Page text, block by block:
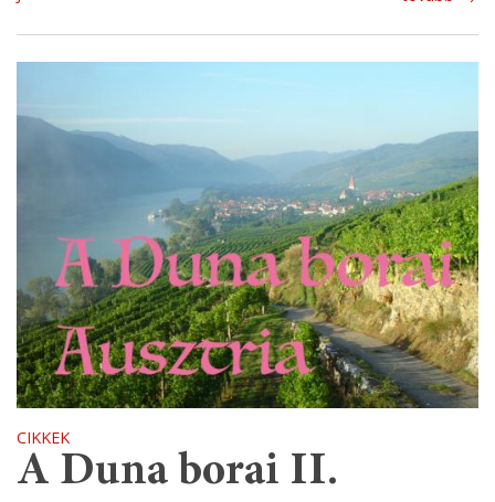
CIKKEK
A Duna borai II.